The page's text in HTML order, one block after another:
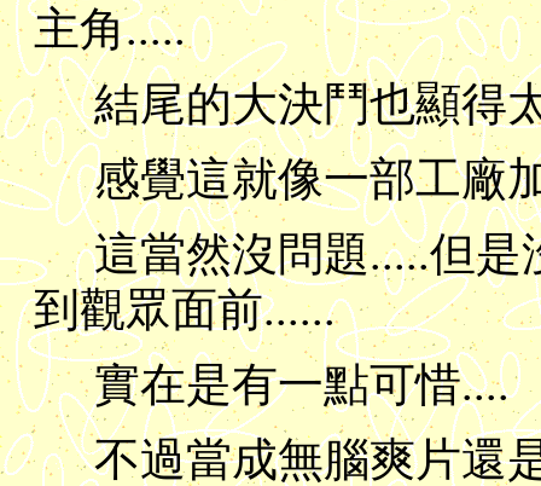
主角.....
結尾的大決鬥也顯得
感覺這就像一部工廠
這當然沒問題.....但
到觀眾面前......
實在是有一點可惜....
不過當成無腦爽片還